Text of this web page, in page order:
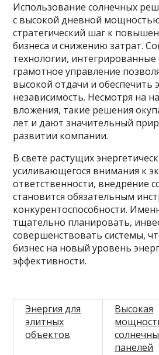
Использование солнечных
с высокой дневной
стратегический шаг к
бизнеса и снижению затрат.
технологии, интегрированные
грамотное управление
высокой отдачи и обеспечить
независимость. Несмотря на
вложения, такие решения
лет и дают значительный
развитии компании.
В свете растущих
усиливающегося внимания к
ответственности, внедрение
становится обязательным
конкурентоспособности.
тщательно планировать,
совершенствовать системы,
бизнес на новый уровень
эффективности.
Энергия для
элитных
объектов
Высокая
панелей